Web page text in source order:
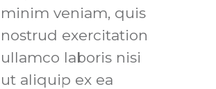
minim veniam, quis
nostrud exercitation
ullamco laboris nisi
ut aliquip ex ea